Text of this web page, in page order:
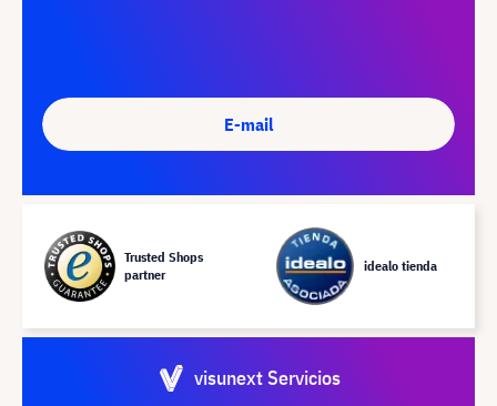
E-mail
Trusted Shops
partner
idealo tienda
visunext Servicios